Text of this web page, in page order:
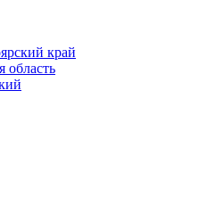
край
область